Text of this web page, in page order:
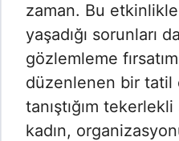
zaman. Bu
yaşadığı sorunları
gözlemleme
düzenlenen bir tatil
tanıştığım
kadın,